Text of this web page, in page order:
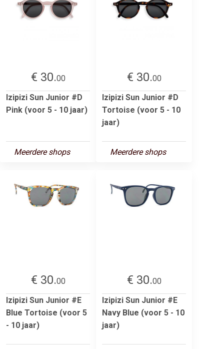
€ 30.00
Izipizi Sun Junior #D
Pink (voor 5 - 10 jaar)
Meerdere shops
€ 30.00
Izipizi Sun Junior #D
Tortoise (voor 5 - 10
jaar)
Meerdere shops
€ 30.00
Izipizi Sun Junior #E
Blue Tortoise (voor 5
- 10 jaar)
€ 30.00
Izipizi Sun Junior #E
Navy Blue (voor 5 - 10
jaar)